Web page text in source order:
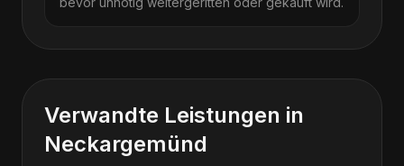
Verwandte Leistungen in
Neckargemünd